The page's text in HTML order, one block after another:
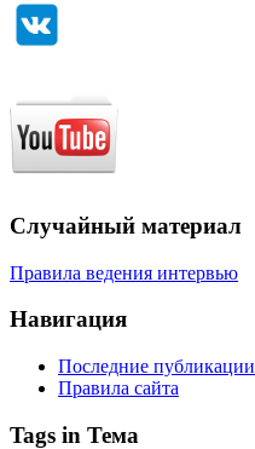
Случайный материал
Правила ведения интервью
Навигация
Последние публикации
Правила сайта
Tags in Тема